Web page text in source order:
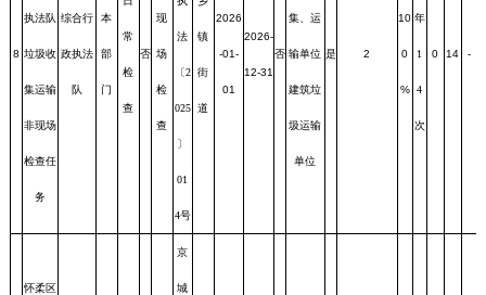
8
执法队
垃圾收
集运输
非现场
检查任
务
综合行
政执法
队
本
部
门
常
检
查
否
现
场
检
查
法
〔2
025
〕
01
4号
镇
街
道
2026
-01-
01
2026-
12-31
否
集、运
输单位
建筑垃
圾运输
单位
是 2
10
0
%
年
1
4
次
0 14 -
怀柔区
京
城